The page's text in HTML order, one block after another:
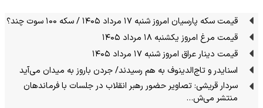
قیمت سکه پارسیان امروز شنبه ۱۷ مرداد ۱۴۰۵ / سکه ۱۰۰ سوت چند؟
قیمت مرغ امروز یکشنبه ۱۸ مرداد ۱۴۰۵
قیمت دینار عراق امروز شنبه ۱۷ مرداد ۱۴۰۵
اسنایدر و تاج‌الدینوف به هم رسیدند/ جردن باروز به میدان می‌آید
سردار قریشی: تصاویر حضور رهبر انقلاب در جلسات با فرماندهان
منتشر می‌ش…